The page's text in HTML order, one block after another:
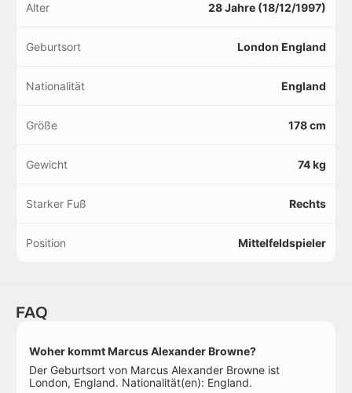
Alter 28 Jahre (18/12/1997)
Geburtsort London England
Nationalität England
Größe 178 cm
Gewicht 74 kg
Starker Fuß Rechts
Position Mittelfeldspieler
FAQ
Woher kommt Marcus Alexander Browne?
Der Geburtsort von Marcus Alexander Browne ist
London, England. Nationalität(en): England.